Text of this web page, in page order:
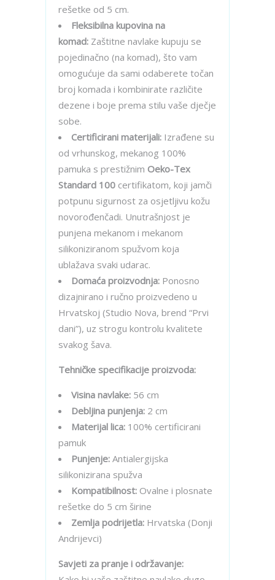
rešetke od 5 cm.
Fleksibilna kupovina na
komad: Zaštitne navlake kupuju se
pojedinačno (na komad), što vam
omogućuje da sami odaberete točan
broj komada i kombinirate različite
dezene i boje prema stilu vaše dječje
sobe.
Certificirani materijali: Izrađene su
od vrhunskog, mekanog 100%
pamuka s prestižnim Oeko-Tex
Standard 100 certifikatom, koji jamči
potpunu sigurnost za osjetljivu kožu
novorođenčadi. Unutrašnjost je
punjena mekanom i mekanom
silikoniziranom spužvom koja
ublažava svaki udarac.
Domaća proizvodnja: Ponosno
dizajnirano i ručno proizvedeno u
Hrvatskoj (Studio Nova, brend “Prvi
dani”), uz strogu kontrolu kvalitete
svakog šava.
Tehničke specifikacije proizvoda:
Visina navlake: 56 cm
Debljina punjenja: 2 cm
Materijal lica: 100% certificirani
pamuk
Punjenje: Antialergijska
silikonizirana spužva
Kompatibilnost: Ovalne i plosnate
rešetke do 5 cm širine
Zemlja podrijetla: Hrvatska (Donji
Andrijevci)
Savjeti za pranje i održavanje: